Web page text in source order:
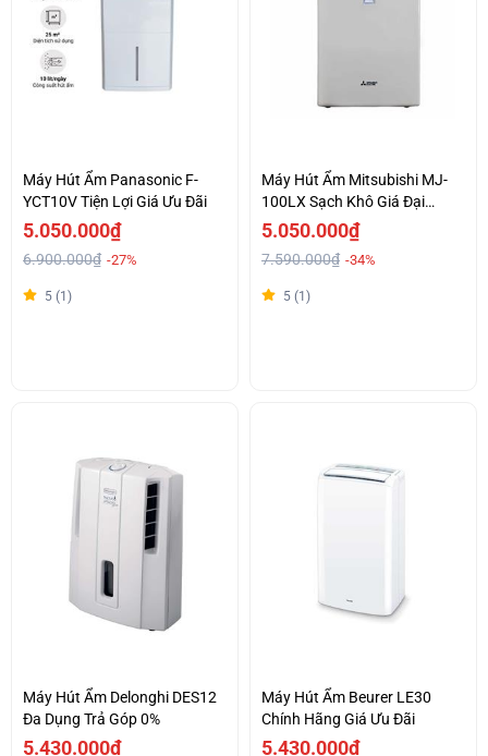
Máy Hút Ẩm Panasonic F-
YCT10V Tiện Lợi Giá Ưu Đãi
5.050.000₫
6.900.000₫ -27%
5 (1)
Máy Hút Ẩm Mitsubishi MJ-
100LX Sạch Khô Giá Đại
Chiến
5.050.000₫
7.590.000₫ -34%
5 (1)
Máy Hút Ẩm Delonghi DES12
Đa Dụng Trả Góp 0%
5.430.000₫
Máy Hút Ẩm Beurer LE30
Chính Hãng Giá Ưu Đãi
5.430.000₫